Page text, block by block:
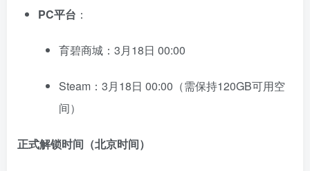
热度
网络游戏
1674热度
PC平台 ：
育碧商城：3月18日 00:00
Steam：3月18日 00:00（需保持120GB可用空
间）
正式解锁时间（北京时间）